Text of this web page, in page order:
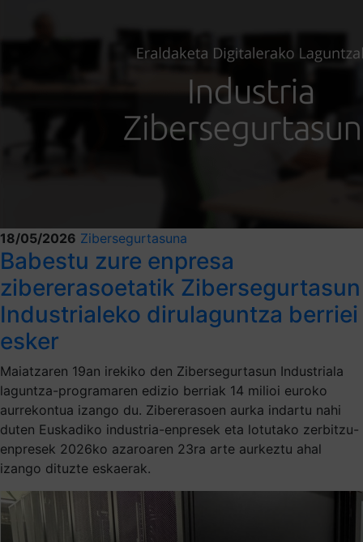
18/05/2026 Zibersegurtasuna
Babestu zure enpresa
zibererasoetatik Zibersegurtasun
Industrialeko dirulaguntza berriei
esker
Maiatzaren 19an irekiko den Zibersegurtasun Industriala
laguntza-programaren edizio berriak 14 milioi euroko
aurrekontua izango du. Zibererasoen aurka indartu nahi
duten Euskadiko industria-enpresek eta lotutako zerbitzu-
enpresek 2026ko azaroaren 23ra arte aurkeztu ahal
izango dituzte eskaerak.